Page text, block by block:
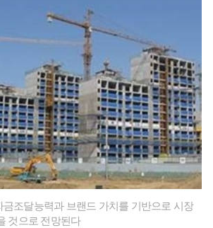
조달능력과 브랜드 가치를 기반으로 시장
것으로 전망된다